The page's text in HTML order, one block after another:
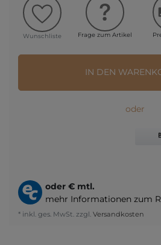
Wunschliste Frage zum Artikel
IN DEN
oder
oder € mtl.
mehr Informationen zum
* inkl. ges. MwSt. zzgl. Versandkosten